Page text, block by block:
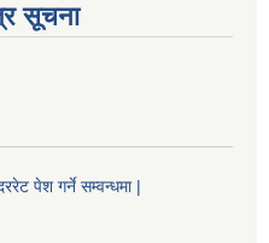
सूचना
पेश गर्ने सम्वन्धमा |